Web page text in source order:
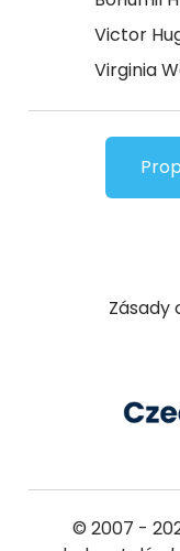
Victor
Virginia
Zásady
© 2007 -